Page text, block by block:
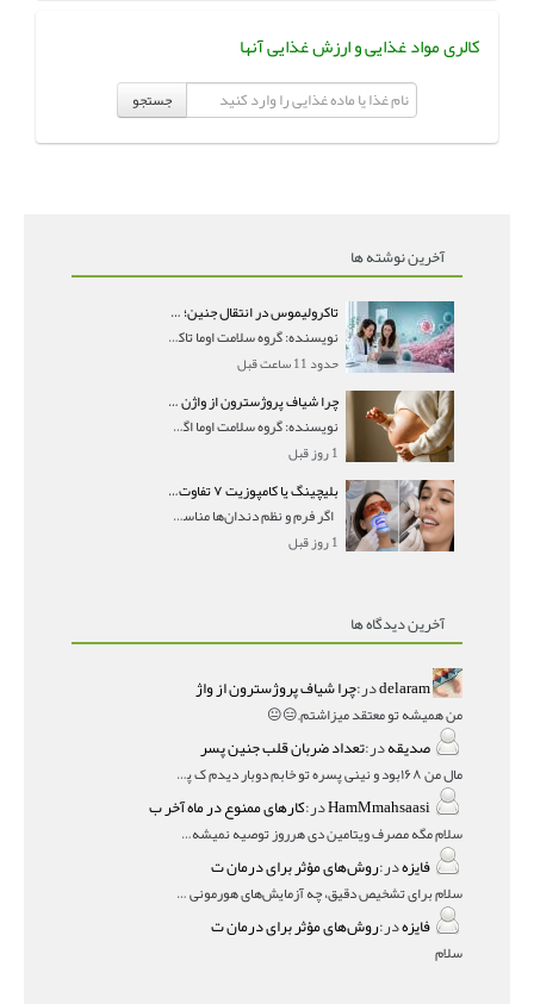
کالری مواد غذایی و ارزش غذایی آنها
جستجو
آخرین نوشته ها
تاکرولیموس در انتقال جنین؛ آیا شانس لانه‌گزینی را افزایش می‌دهد؟
نویسنده: گروه سلامت اوما تاکرولیموس در انتقال جنین
حدود 11 ساعت قبل
چرا شیاف پروژسترون از واژن بیرون می‌ریزد؟ میزان جذب و زمان صحیح مصرف
نویسنده: گروه سلامت اوما اگر بعد از گذاشتن شیاف پر
1 روز قبل
بلیچینگ یا کامپوزیت ۷ تفاوت مهم برای انتخاب درست
اگر فرم و نظم دندان‌ها مناسب است و مشکل
1 روز قبل
آخرین دیدگاه ها
delaramدر:چرا شیاف پروژسترون از واژ
من همیشه تو معتقد میزاشتم,,😑😐
صدیقهدر:تعداد ضربان قلب جنین پسر
مال من ۱۶۸بود و نینی پسره تو خابم دوبار دیدم ک پسره
HamMmahsaasiدر:کارهای ممنوع در ماه آخر ب
سلام مگه مصرف ویتامین دی هرروز توصیه نمیشه؟درمقاله میگه
فایزهدر:روش‌های مؤثر برای درمان ت
سلام برای تشخیص دقیق، چه آزمایش‌های هورمونی و چه سونوگر
فایزهدر:روش‌های مؤثر برای درمان ت
سلام